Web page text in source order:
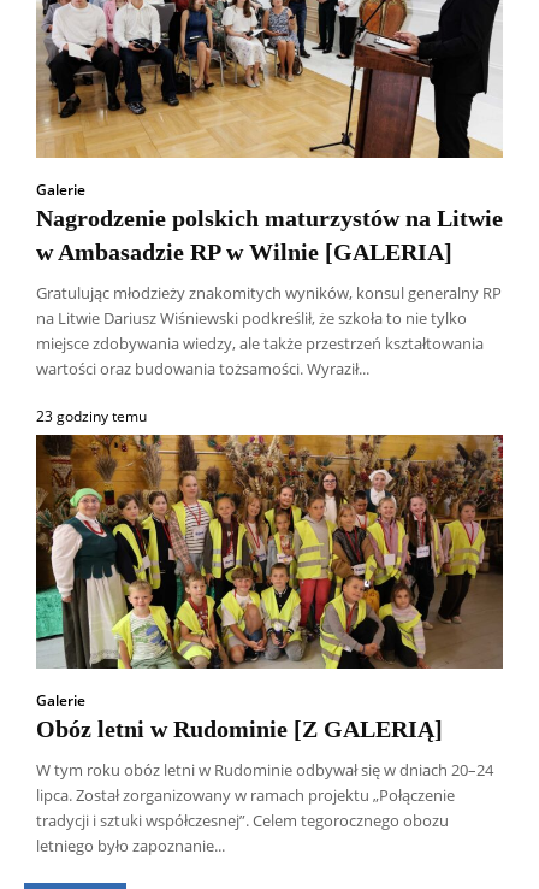
Galerie
Nagrodzenie polskich maturzystów na Litwie
w Ambasadzie RP w Wilnie [GALERIA]
Gratulując młodzieży znakomitych wyników, konsul generalny RP
na Litwie Dariusz Wiśniewski podkreślił, że szkoła to nie tylko
miejsce zdobywania wiedzy, ale także przestrzeń kształtowania
wartości oraz budowania tożsamości. Wyraził...
23 godziny temu
Galerie
Obóz letni w Rudominie [Z GALERIĄ]
W tym roku obóz letni w Rudominie odbywał się w dniach 20–24
lipca. Został zorganizowany w ramach projektu „Połączenie
tradycji i sztuki współczesnej”. Celem tegorocznego obozu
letniego było zapoznanie...
Wszyscy Aleksander Borowik
Antoni Radczenko
Artur Płokszto
Grzegorz Górny
ks. Jarosław Wąsowicz SDB